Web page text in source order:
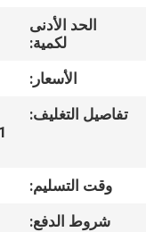
مراقبة
الجودة
اتصل
أخبار
الحد الأدنى
لكمية:
الأسعار:
تفاصيل التغليف:
وقت التسليم:
شروط الدفع: